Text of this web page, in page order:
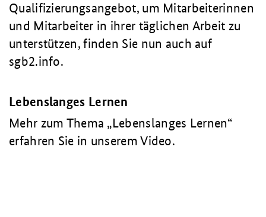
Qualifizierungsangebot, um Mitarbeiterinnen
und Mitarbeiter in ihrer täglichen Arbeit zu
unterstützen, finden Sie nun auch auf
sgb2.info.
Lebenslanges Lernen
Mehr zum Thema „Lebenslanges Lernen“
erfahren Sie in unserem Video.